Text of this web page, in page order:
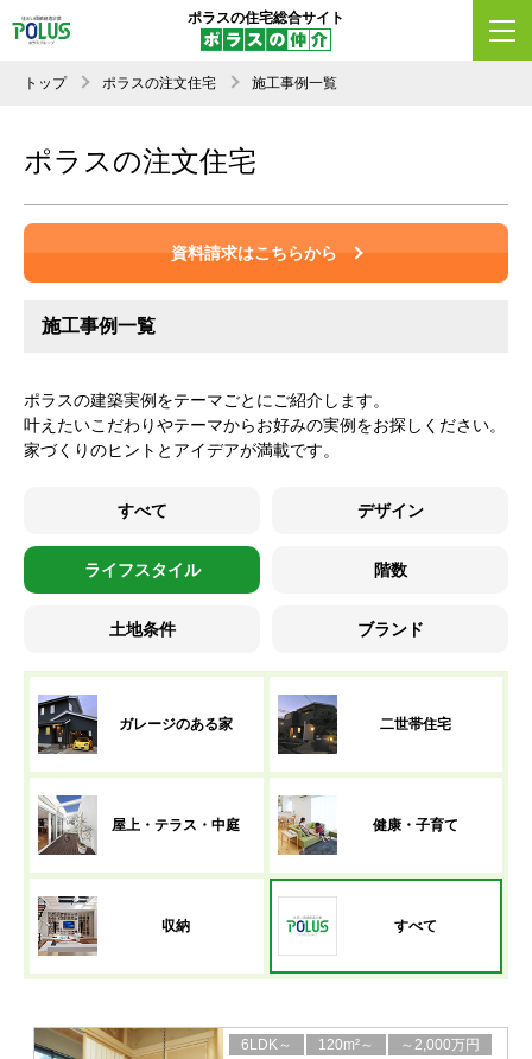
ポラスの住宅総合サイト
トップ ポラスの注文住宅 施工事例一覧
ポラスの注文住宅
資料請求はこちらから
施工事例一覧
ポラスの建築実例をテーマごとにご紹介します。
叶えたいこだわりやテーマからお好みの実例をお探しください。
家づくりのヒントとアイデアが満載です。
すべて デザイン
ライフスタイル 階数
土地条件 ブランド
ガレージのある家 二世帯住宅
屋上・テラス・中庭 健康・子育て
収納 すべて
6LDK～ 120m²～ ～2,000万円